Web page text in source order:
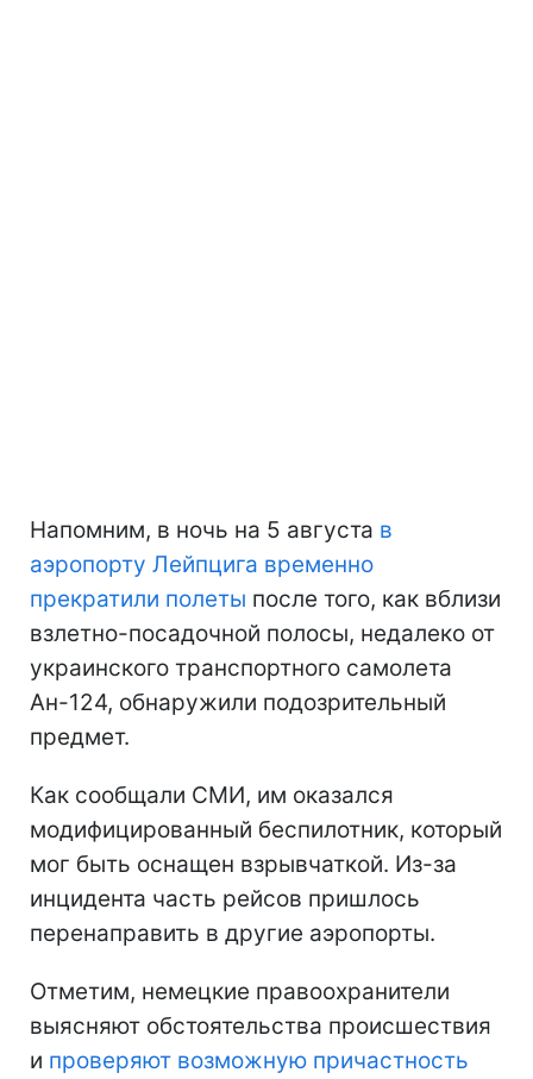
Напомним, в ночь на 5 августа в
аэропорту Лейпцига временно
прекратили полеты после того, как вблизи
взлетно-посадочной полосы, недалеко от
украинского транспортного самолета
Ан-124, обнаружили подозрительный
предмет.
Как сообщали СМИ, им оказался
модифицированный беспилотник, который
мог быть оснащен взрывчаткой. Из-за
инцидента часть рейсов пришлось
перенаправить в другие аэропорты.
Отметим, немецкие правоохранители
выясняют обстоятельства происшествия
и проверяют возможную причастность